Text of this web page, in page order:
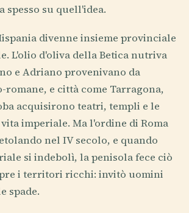
spesso su quell'idea.
divenne insieme provinciale
L'olio d'oliva della Betica nutriva
e Adriano provenivano da
romane, e città come Tarragona,
acquisirono teatri, templi e le
imperiale. Ma l'ordine di Roma
nel IV secolo, e quando
si indebolì, la penisola fece ciò
i territori ricchi: invitò uomini
spade.